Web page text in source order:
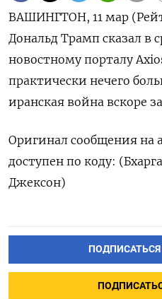
ВАШИНГТОН, 11 мар
Дональд ​Трамп сказал ​в
‌новостному порталу
практически нечего
иранская война вскоре
Оригинал сообщения на
доступен ‌по ‌коду:
‌Джексон)